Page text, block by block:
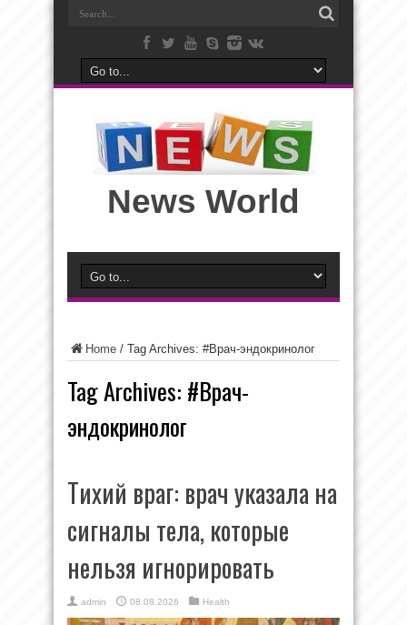
News World
Home / Tag Archives: #Врач-эндокринолог
Tag Archives: #Врач-
эндокринолог
Тихий враг: врач указала на
сигналы тела, которые
нельзя игнорировать
admin 08.08.2026 Health